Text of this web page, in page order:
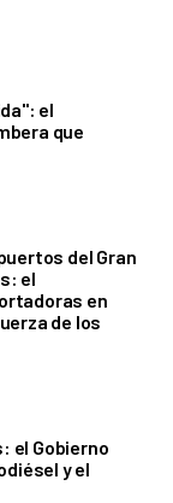
el
que
del Gran
el
en
de los
el Gobierno
y el